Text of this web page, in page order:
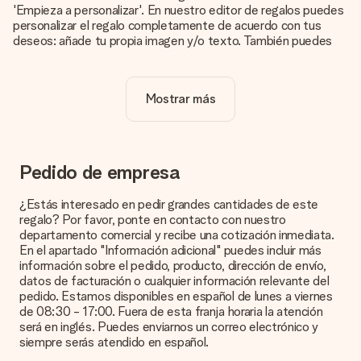
'Empieza a personalizar'. En nuestro editor de regalos puedes
personalizar el regalo completamente de acuerdo con tus
deseos: añade tu propia imagen y/o texto. También puedes
¿La personalización está incluida en el precio?
El precio que se muestra en el sitio web incluye la
¿Cómo puedo saber si mi imagen tiene la calidad
adecuada?
satisfecho con tu regalo. Por eso es importante utilizar fotos
de alta calidad. Si no estás seguro de la calidad de la imagen,
ponte en contacto con nuestro equipo de atención al cliente e
incluye la foto junto con el regalo que te interesa encargar.
Ellos podrán comprobar la calidad por ti.
¿Qué formatos puedo cargar?
Puedes carga archivos JPG y PNG en nuestro editor. ¿Es
esto demasiado técnico o tienes una imagen de un formato
diferente que te gustaría usar? Ponte en contacto con
Mostrar más
Pedido de empresa
¿Estás interesado en pedir grandes cantidades de este
regalo? Por favor, ponte en contacto con nuestro
departamento comercial y recibe una cotización inmediata.
En el apartado "Información adicional" puedes incluir más
información sobre el pedido, producto, dirección de envío,
datos de facturación o cualquier información relevante del
pedido. Estamos disponibles en español de lunes a viernes
de 08:30 - 17:00. Fuera de esta franja horaria la atención
será en inglés. Puedes enviarnos un correo electrónico y
siempre serás atendido en español.